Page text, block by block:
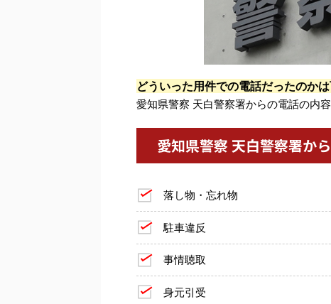
どういった用件での電話だったのか
愛知県警察 天白警察署からの電話の内
愛知県警察 天白警察署か
落し物・忘れ物
駐車違反
事情聴取
身元引受